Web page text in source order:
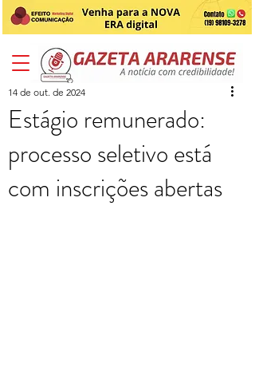
Estágio remunerado:
processo seletivo está
com inscrições abertas
14 de out. de 2024